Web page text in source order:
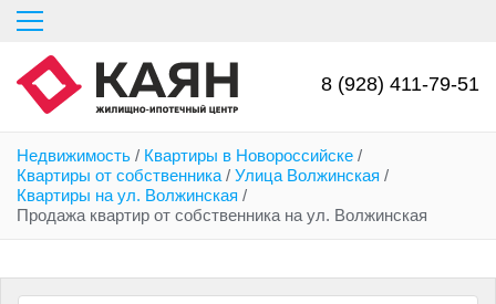
Перейти
основному
содержанию
8 (928) 411-79-51
Недвижимость / Квартиры в Новороссийске /
Квартиры от собственника / Улица Волжинская /
Квартиры на ул. Волжинская /
Продажа квартир от собственника на ул. Волжинская